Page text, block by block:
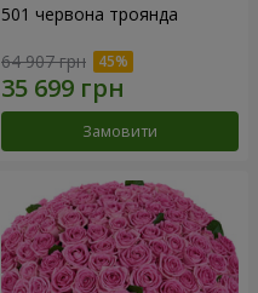
501 червона троянда
64 907 грн
Замовити